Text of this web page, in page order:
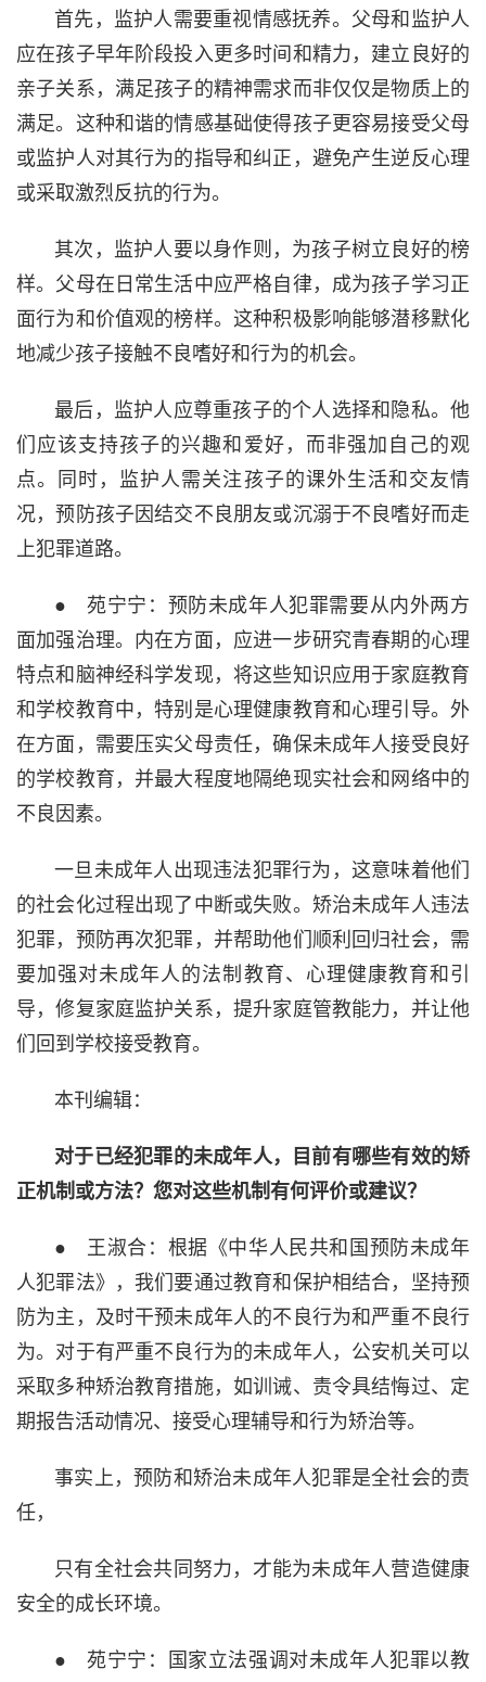
首先，监护人需要重视情感抚养。父母和监护人
应在孩子早年阶段投入更多时间和精力，建立良好的
亲子关系，满足孩子的精神需求而非仅仅是物质上的
满足。这种和谐的情感基础使得孩子更容易接受父母
或监护人对其行为的指导和纠正，避免产生逆反心理
或采取激烈反抗的行为。
其次，监护人要以身作则，为孩子树立良好的榜
样。父母在日常生活中应严格自律，成为孩子学习正
面行为和价值观的榜样。这种积极影响能够潜移默化
地减少孩子接触不良嗜好和行为的机会。
最后，监护人应尊重孩子的个人选择和隐私。他
们应该支持孩子的兴趣和爱好，而非强加自己的观
点。同时，监护人需关注孩子的课外生活和交友情
况，预防孩子因结交不良朋友或沉溺于不良嗜好而走
上犯罪道路。
● 苑宁宁：预防未成年人犯罪需要从内外两方
面加强治理。内在方面，应进一步研究青春期的心理
特点和脑神经科学发现，将这些知识应用于家庭教育
和学校教育中，特别是心理健康教育和心理引导。外
在方面，需要压实父母责任，确保未成年人接受良好
的学校教育，并最大程度地隔绝现实社会和网络中的
不良因素。
一旦未成年人出现违法犯罪行为，这意味着他们
的社会化过程出现了中断或失败。矫治未成年人违法
犯罪，预防再次犯罪，并帮助他们顺利回归社会，需
要加强对未成年人的法制教育、心理健康教育和引
导，修复家庭监护关系，提升家庭管教能力，并让他
们回到学校接受教育。
本刊编辑：
对于已经犯罪的未成年人，目前有哪些有效的矫
正机制或方法？您对这些机制有何评价或建议？
● 王淑合：根据《中华人民共和国预防未成年
人犯罪法》，我们要通过教育和保护相结合，坚持预
防为主，及时干预未成年人的不良行为和严重不良行
为。对于有严重不良行为的未成年人，公安机关可以
采取多种矫治教育措施，如训诫、责令具结悔过、定
期报告活动情况、接受心理辅导和行为矫治等。
事实上，预防和矫治未成年人犯罪是全社会的责
任，
只有全社会共同努力，才能为未成年人营造健康
安全的成长环境。
● 苑宁宁：国家立法强调对未成年人犯罪以教